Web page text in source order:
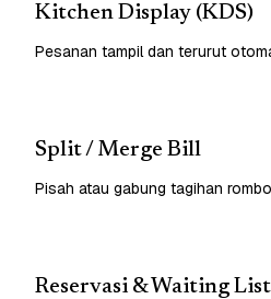
Kitchen Display (KDS)
Pesanan tampil dan terurut
Split / Merge Bill
Pisah atau gabung tagihan
Reservasi & Waiting List